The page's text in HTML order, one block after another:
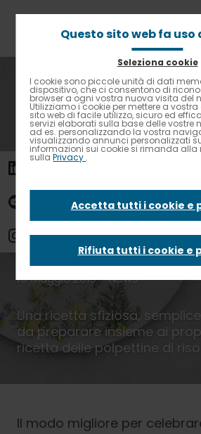
Contrasto elevato
Briciole
pane
Home
News
Polpettine di riso e tonno per la festa
Polpettine
tonno per la
della
10 Maggio 2019 - News
Una ricetta sfiziosa,
da preparare insieme ai
ricetta delle polpettine di
Il modo migliore per
Questo sito web fa uso
Seleziona cookie
I cookie sono piccole unità di dati
dispositivo, che ci consentono di
browser a ogni vostra nuova visita del
Utilizziamo i cookie per mettere a
sito web di facile utilizzo, sicuro ed
servizi elaborati sulla base delle vostre
ad es. personalizzando la vostra
visualizzando annunci personalizzati
informazioni sui cookie si rimanda
sullaPrivacy .
Accetta tutti i cookie e
Rifiuta tutti i cookie e